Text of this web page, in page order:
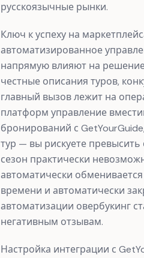
русскоязычные рынки.
Ключ к успеху на
автоматизированное
напрямую влияют на
честные описания туров,
главный вызов лежит на
платформ управление
бронирований с
тур — вы рискуете
сезон практически
автоматически
времени и автоматически
автоматизации овербукинг
негативным отзывам.
Настройка интеграции с